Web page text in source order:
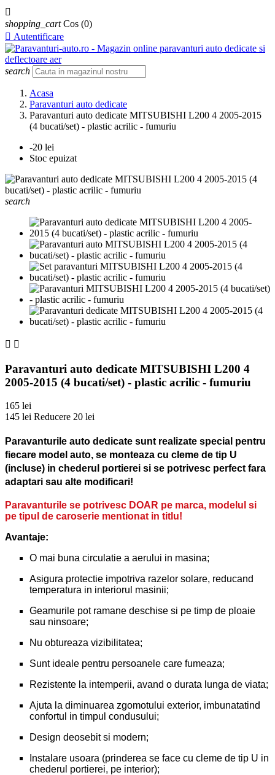

shopping_cart Cos (0)
 Autentificare
search
Acasa
Paravanturi auto dedicate
Paravanturi auto dedicate MITSUBISHI L200 4 2005-2015
(4 bucati/set) - plastic acrilic - fumuriu
-20 lei
Stoc epuizat
search
 
Paravanturi auto dedicate MITSUBISHI L200 4
2005-2015 (4 bucati/set) - plastic acrilic - fumuriu
165 lei
145 lei Reducere 20 lei
Paravanturile auto dedicate sunt realizate special pentru
fiecare model auto, se monteaza cu cleme de tip U
(incluse) in chederul portierei si se potrivesc perfect fara
adaptari sau alte modificari!
Paravanturile se potrivesc DOAR pe marca, modelul si
pe tipul de caroserie mentionat in titlu!
Avantaje:
O mai buna circulatie a aerului in masina;
Asigura protectie impotriva razelor solare, reducand
temperatura in interiorul masinii;
Geamurile pot ramane deschise si pe timp de ploaie
sau ninsoare;
Nu obtureaza vizibilitatea;
Sunt ideale pentru persoanele care fumeaza;
Rezistente la intemperii, avand o durata lunga de viata;
Ajuta la diminuarea zgomotului exterior, imbunatatind
confortul in timpul condusului;
Design deosebit si modern;
Instalare usoara (prinderea se face cu cleme de tip U in
chederul portierei, pe interior);